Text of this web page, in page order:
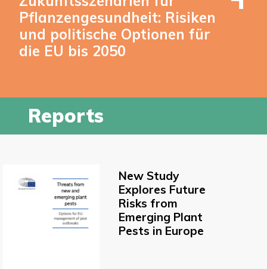
Pflanzengesundheit: Risiken
und politische Optionen für
die EU bis 2050
Reports
New Study
Explores Future
Risks from
Emerging Plant
Pests in Europe